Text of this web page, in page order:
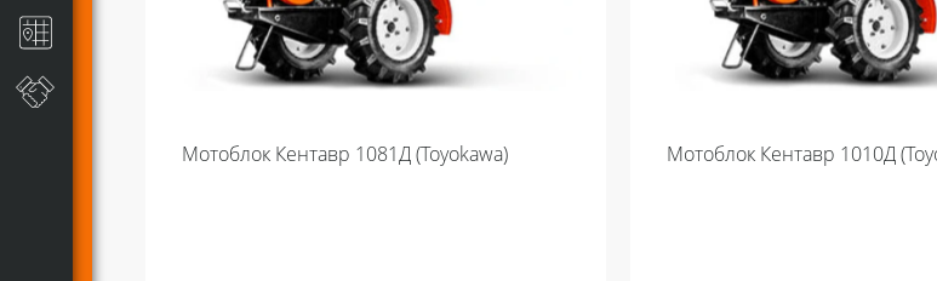
Мотоблок Кентавр 1081Д (Toyokawa) Мотоблок Кентавр 1010Д